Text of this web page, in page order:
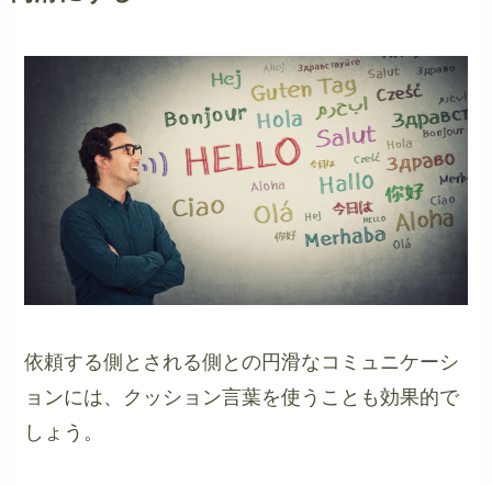
依頼する側とされる側との円滑なコミュニケーシ
ョンには、クッション言葉を使うことも効果的で
しょう。